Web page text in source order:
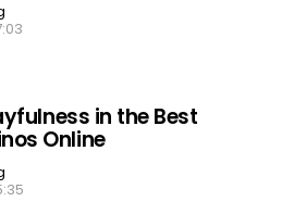
in the Best
Online